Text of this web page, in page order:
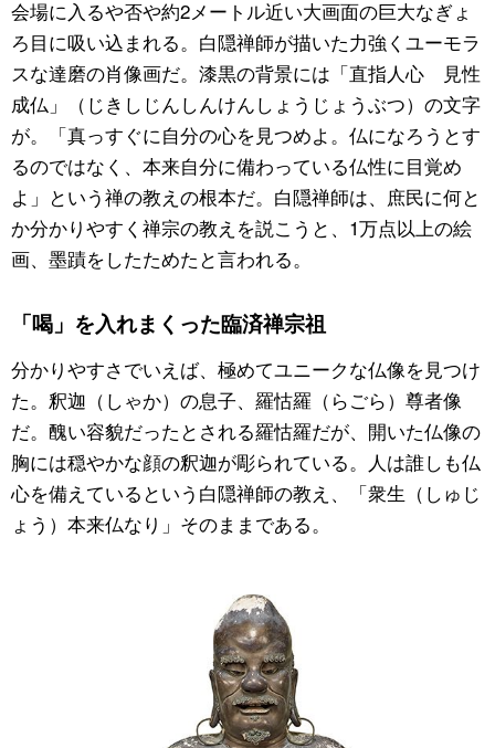
会場に入るや否や約2メートル近い大画面の巨大なぎょ
ろ目に吸い込まれる。白隠禅師が描いた力強くユーモラ
スな達磨の肖像画だ。漆黒の背景には「直指人心 見性
成仏」（じきしじんしんけんしょうじょうぶつ）の文字
が。「真っすぐに自分の心を見つめよ。仏になろうとす
るのではなく、本来自分に備わっている仏性に目覚め
よ」という禅の教えの根本だ。白隠禅師は、庶民に何と
か分かりやすく禅宗の教えを説こうと、1万点以上の絵
画、墨蹟をしたためたと言われる。
「喝」を入れまくった臨済禅宗祖
分かりやすさでいえば、極めてユニークな仏像を見つけ
た。釈迦（しゃか）の息子、羅怙羅（らごら）尊者像
だ。醜い容貌だったとされる羅怙羅だが、開いた仏像の
胸には穏やかな顔の釈迦が彫られている。人は誰しも仏
心を備えているという白隠禅師の教え、「衆生（しゅじ
ょう）本来仏なり」そのままである。